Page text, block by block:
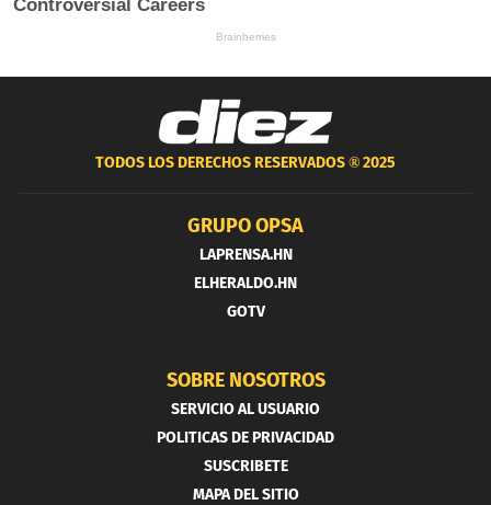
TODOS LOS DERECHOS RESERVADOS ®2025
GRUPO OPSA
LAPRENSA.HN
ELHERALDO.HN
GOTV
SOBRE NOSOTROS
SERVICIO AL USUARIO
POLITICAS DE PRIVACIDAD
SUSCRIBETE
MAPA DEL SITIO